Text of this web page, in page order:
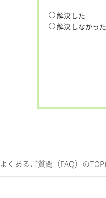
解決した
解決しなかった
よくあるご質問（FAQ）のTOP